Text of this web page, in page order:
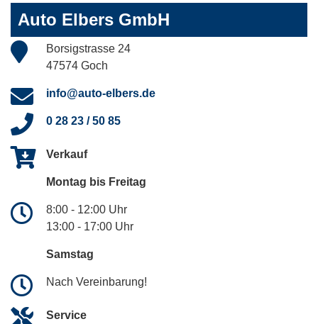
Auto Elbers GmbH
Borsigstrasse 24
47574 Goch
info@auto-elbers.de
0 28 23 / 50 85
Verkauf
Montag bis Freitag
8:00 - 12:00 Uhr
13:00 - 17:00 Uhr
Samstag
Nach Vereinbarung!
Service